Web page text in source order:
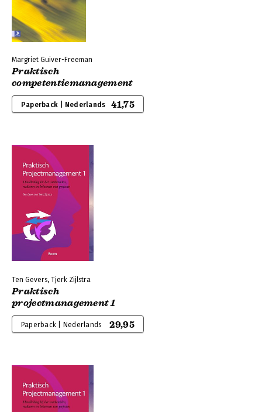
Margriet Guiver-Freeman
Praktisch
competentiemanagement
Paperback | Nederlands 41,75
Ten Gevers, Tjerk Zijlstra
Praktisch
projectmanagement 1
Paperback | Nederlands 29,95